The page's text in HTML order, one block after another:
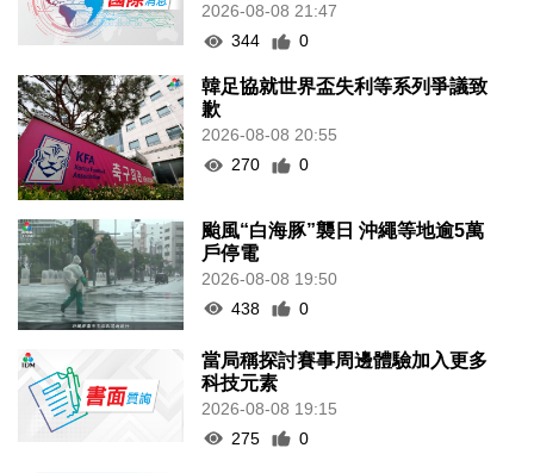
2026-08-08 21:47
344
0
韓足協就世界盃失利等系列爭議致
歉
2026-08-08 20:55
270
0
颱風“白海豚”襲日 沖繩等地逾5萬
戶停電
2026-08-08 19:50
438
0
當局稱探討賽事周邊體驗加入更多
科技元素
2026-08-08 19:15
275
0